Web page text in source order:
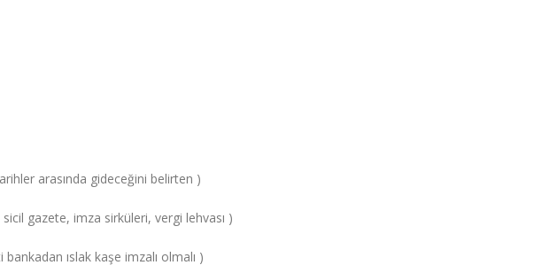
arasında gideceğini belirten )
gazete, imza sirküleri, vergi lehvası )
ıslak kaşe imzalı olmalı )